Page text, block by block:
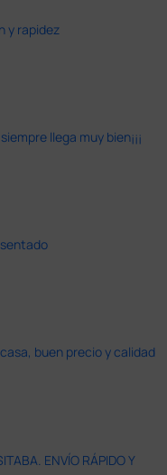
y rapidez
llega muy bien¡¡¡
buen precio y calidad
ENVÍO RÁPIDO Y